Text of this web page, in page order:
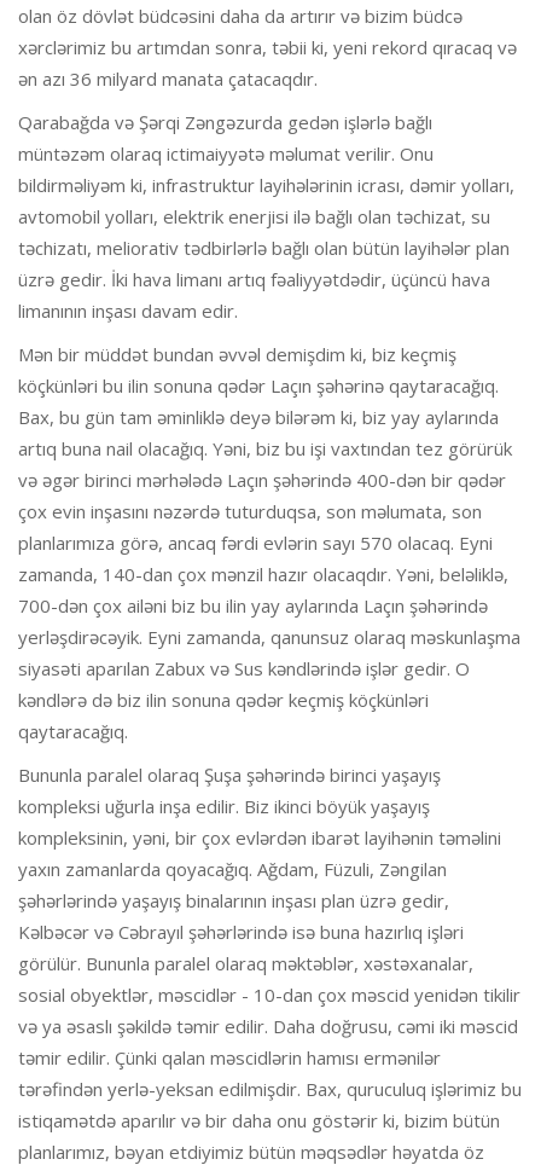
olan öz dövlət büdcəsini daha da artırır və bizim büdcə
xərclərimiz bu artımdan sonra, təbii ki, yeni rekord qıracaq və
ən azı 36 milyard manata çatacaqdır.
Qarabağda və Şərqi Zəngəzurda gedən işlərlə bağlı
müntəzəm olaraq ictimaiyyətə məlumat verilir. Onu
bildirməliyəm ki, infrastruktur layihələrinin icrası, dəmir yolları,
avtomobil yolları, elektrik enerjisi ilə bağlı olan təchizat, su
təchizatı, meliorativ tədbirlərlə bağlı olan bütün layihələr plan
üzrə gedir. İki hava limanı artıq fəaliyyətdədir, üçüncü hava
limanının inşası davam edir.
Mən bir müddət bundan əvvəl demişdim ki, biz keçmiş
köçkünləri bu ilin sonuna qədər Laçın şəhərinə qaytaracağıq.
Bax, bu gün tam əminliklə deyə bilərəm ki, biz yay aylarında
artıq buna nail olacağıq. Yəni, biz bu işi vaxtından tez görürük
və əgər birinci mərhələdə Laçın şəhərində 400-dən bir qədər
çox evin inşasını nəzərdə tuturduqsa, son məlumata, son
planlarımıza görə, ancaq fərdi evlərin sayı 570 olacaq. Eyni
zamanda, 140-dan çox mənzil hazır olacaqdır. Yəni, beləliklə,
700-dən çox ailəni biz bu ilin yay aylarında Laçın şəhərində
yerləşdirəcəyik. Eyni zamanda, qanunsuz olaraq məskunlaşma
siyasəti aparılan Zabux və Sus kəndlərində işlər gedir. O
kəndlərə də biz ilin sonuna qədər keçmiş köçkünləri
qaytaracağıq.
Bununla paralel olaraq Şuşa şəhərində birinci yaşayış
kompleksi uğurla inşa edilir. Biz ikinci böyük yaşayış
kompleksinin, yəni, bir çox evlərdən ibarət layihənin təməlini
yaxın zamanlarda qoyacağıq. Ağdam, Füzuli, Zəngilan
şəhərlərində yaşayış binalarının inşası plan üzrə gedir,
Kəlbəcər və Cəbrayıl şəhərlərində isə buna hazırlıq işləri
görülür. Bununla paralel olaraq məktəblər, xəstəxanalar,
sosial obyektlər, məscidlər - 10-dan çox məscid yenidən tikilir
və ya əsaslı şəkildə təmir edilir. Daha doğrusu, cəmi iki məscid
təmir edilir. Çünki qalan məscidlərin hamısı ermənilər
tərəfindən yerlə-yeksan edilmişdir. Bax, quruculuq işlərimiz bu
istiqamətdə aparılır və bir daha onu göstərir ki, bizim bütün
planlarımız, bəyan etdiyimiz bütün məqsədlər həyatda öz